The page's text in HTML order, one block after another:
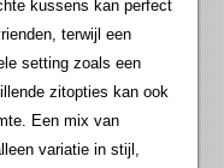
kussens kan perfect
terwijl een
setting zoals een
zitopties kan ook
Een mix van
variatie in stijl,